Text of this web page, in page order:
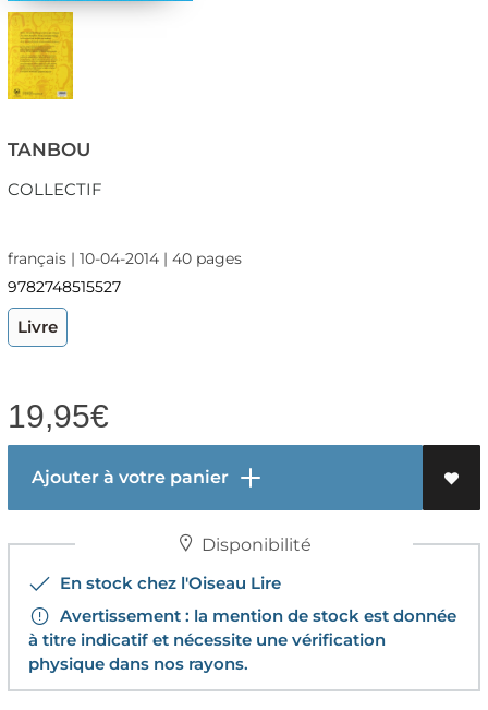
TANBOU
COLLECTIF
français | 10-04-2014 | 40 pages
9782748515527
Livre
19,95€
Ajouter à votre panier
Disponibilité
En stock chez l'Oiseau Lire
Avertissement : la mention de stock est donnée
à titre indicatif et nécessite une vérification
physique dans nos rayons.